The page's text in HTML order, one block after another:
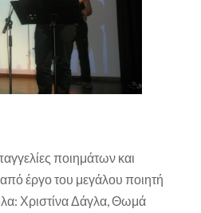
ποιημάτων και
έργο του μεγάλου ποιητή
Χριστίνα Δάγλα, Θωμά